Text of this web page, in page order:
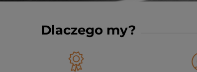
Dlaczego my?